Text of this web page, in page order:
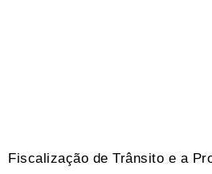
Fiscalização de Trânsito e a